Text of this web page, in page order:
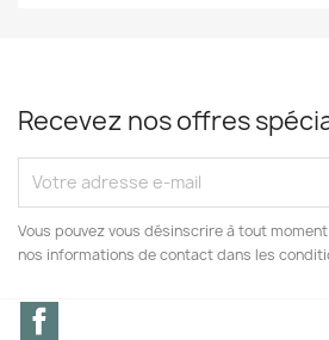
Recevez nos offres
Vous pouvez vous désinscrire à tout
nos informations de contact dans les